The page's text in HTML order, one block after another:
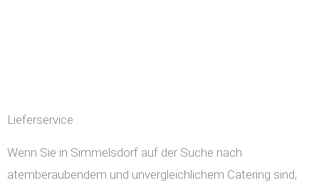
Lieferservice
Wenn Sie in Simmelsdorf auf der Suche nach
atemberaubendem und unvergleichlichem Catering sind,